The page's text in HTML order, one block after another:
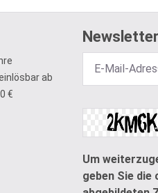
Newsletter
ab
€
Um
geben Sie die